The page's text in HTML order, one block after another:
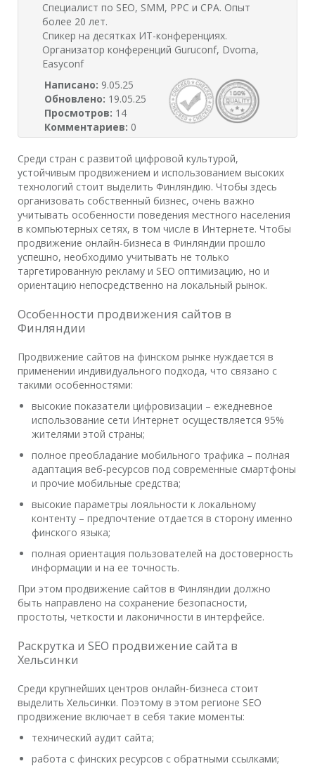
Специалист по SEO, SMM, PPC и CPA. Опыт
более 20 лет.
Спикер на десятках ИТ-конференциях.
Организатор конференций Guruconf, Dvoma,
Easyconf
Написано: 9.05.25
Обновлено: 19.05.25
Просмотров: 14
Комментариев: 0
Среди стран с развитой цифровой культурой,
устойчивым продвижением и использованием высоких
технологий стоит выделить Финляндию. Чтобы здесь
организовать собственный бизнес, очень важно
учитывать особенности поведения местного населения
в компьютерных сетях, в том числе в Интернете. Чтобы
продвижение онлайн-бизнеса в Финляндии прошло
успешно, необходимо учитывать не только
таргетированную рекламу и SEO оптимизацию, но и
ориентацию непосредственно на локальный рынок.
Особенности продвижения сайтов в
Финляндии
Продвижение сайтов на финском рынке нуждается в
применении индивидуального подхода, что связано с
такими особенностями:
высокие показатели цифровизации – ежедневное
использование сети Интернет осуществляется 95%
жителями этой страны;
полное преобладание мобильного трафика – полная
адаптация веб-ресурсов под современные смартфоны
и прочие мобильные средства;
высокие параметры лояльности к локальному
контенту – предпочтение отдается в сторону именно
финского языка;
полная ориентация пользователей на достоверность
информации и на ее точность.
При этом продвижение сайтов в Финляндии должно
быть направлено на сохранение безопасности,
простоты, четкости и лаконичности в интерфейсе.
Раскрутка и SEO продвижение сайта в
Хельсинки
Среди крупнейших центров онлайн-бизнеса стоит
выделить Хельсинки. Поэтому в этом регионе SEO
продвижение включает в себя такие моменты:
технический аудит сайта;
работа с финских ресурсов с обратными ссылками;